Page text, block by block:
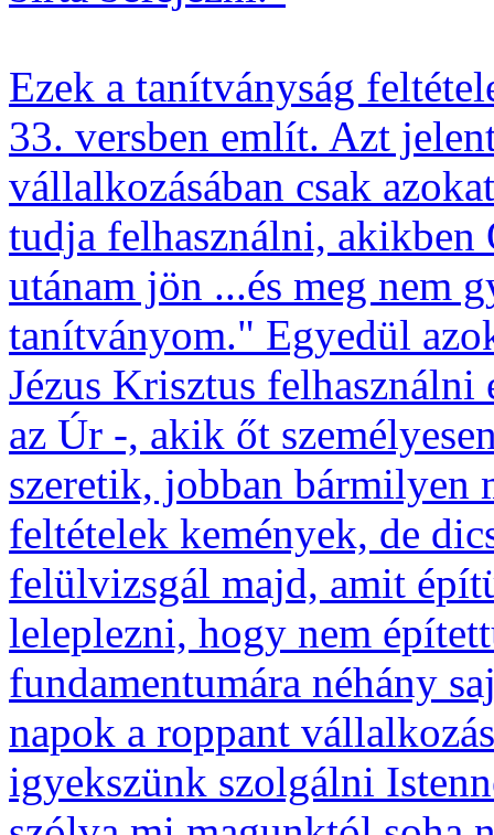
Ezek a tanítványság
33. versben említ. Azt
vállalkozásában csak
tudja felhasználni,
utánam jön ...és meg nem
tanítványom." Egyedül
Jézus Krisztus
az Úr -, akik őt
szeretik, jobban
feltételek kemények, de
felülvizsgál majd, amit
leleplezni, hogy nem
fundamentumára néhány
napok a roppant
igyekszünk szolgálni